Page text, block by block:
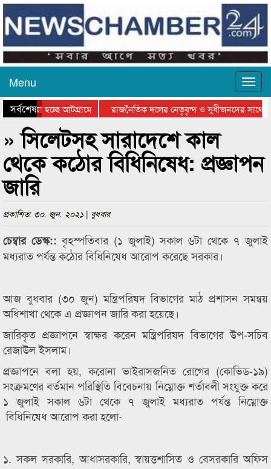
Menu
সর্বশেষ
যাওয়া হচ্ছে আটগ্রামে
রাজনৈতিক দলের নেতৃবৃন্দ ও সুধীজনদের সাথে
পুরস্কার বিতরণ সম্পন্ন
» সিলেটসহ সারাদেশে কাল
থেকে কঠোর বিধিনিষেধ: প্রজ্ঞাপন
জারি
প্রকাশিত: ৩০. জুন. ২০২১ | বুধবার
চেম্বার ডেস্ক::বৃহস্পতিবার (১ জুলাই) সকাল ৬টা থেকে ৭ জুলাই
মধ্যরাত পর্যন্ত কঠোর বিধিনিষেধ আরোপ করেছে সরকার।
আজ বুধবার (৩০ জুন) মন্ত্রিপরিষদ বিভাগের মাঠ প্রশাসন সমন্বয়
অধিশাখা থেকে এ প্রজ্ঞাপন জারি করা হয়েছে।
জারিকৃত প্রজ্ঞাপনে স্বাক্ষর করেন মন্ত্রিপরিষদ বিভাগের উপ-সচিব
রেজাউল ইসলাম।
প্রজ্ঞাপনে বলা হয়, করোনা ভাইরাসজনিত রোগের (কোভিড-১৯)
সংক্রমণের বর্তমান পরিস্থিতি বিবেচনায় নিম্নোক্ত শর্তাবলী সংযুক্ত করে
১ জুলাই সকাল ৬টা থেকে ৭ জুলাই মধ্যরাত পর্যন্ত নিম্নোক্ত
বিধিনিষেধ আরোপ করা হলো-
১. সকল সরকারি, আধাসরকারি, স্বায়ত্তশাসিত ও বেসরকারি অফিস